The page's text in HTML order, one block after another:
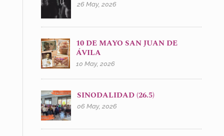
26 May, 2026
10 DE MAYO SAN JUAN DE
ÁVILA
10 May, 2026
SINODALIDAD (26.5)
06 May, 2026